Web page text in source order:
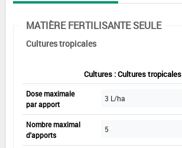
MATIÈRE FERTILISANTE SEULE
Cultures tropicales
Cultures : Cultures tropicales
Dose maximale
par apport
3 L/ha
Nombre maximal
d'apports
5